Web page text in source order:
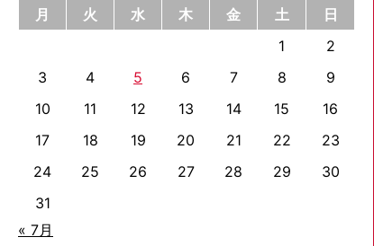
月 火 水 木 金 土
日
1
2
3
4 5 6 7 8
9
10
11 12 13 14 15
16
17
18 19 20 21 22
23
24
25 26 27 28 29
30
31
« 7月